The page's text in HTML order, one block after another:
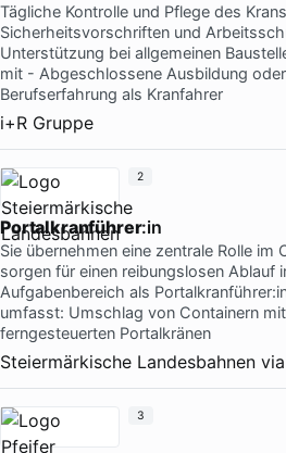
Tägliche Kontrolle und Pflege des
Sicherheitsvorschriften und
Unterstützung bei allgemeinen
mit - Abgeschlossene Ausbildung
Berufserfahrung als Kranfahrer
i+R Gruppe
Portalkranführer:in
Sie übernehmen eine zentrale Rolle im
sorgen für einen reibungslosen Ablauf
Aufgabenbereich als
umfasst: Umschlag von Containern
ferngesteuerten Portalkränen
Steiermärkische Landesbahnen via
2
3